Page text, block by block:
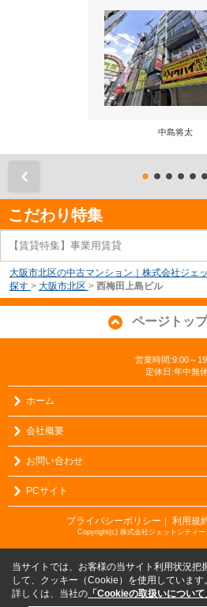
中島将太
こだわり特集
【賃貸特集】事業用賃貸
大阪市北区の中古マンション｜株式会社ジェ
探す > 大阪市北区 > 西梅田上島ビル
ページトッ
営業時間:9:00～
定休日:年中無
ホーム
会社概要
お問い合わせ
PCサイト
プライバシーポリシー 利用規
Copyright(c) 株式会社ジェットシティ
当サイトでは、お客様の当サイト利用状況把
して、クッキー（Cookie）を使用しています。
詳しくは、当社の 「Cookieの取扱いについて